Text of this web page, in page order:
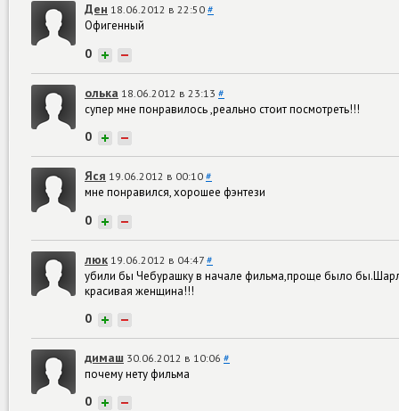
Ден 18.06.2012 в 22:50 #
Офигенный
0 + −
олька 18.06.2012 в 23:13 #
супер мне понравилось ,реально стоит посмотреть!!!
0 + −
Яся 19.06.2012 в 00:10 #
мне понравился, хорошее фэнтези
0 + −
люк 19.06.2012 в 04:47 #
убили бы Чебурашку в начале фильма,проще было
красивая женщина!!!
0 + −
димаш 30.06.2012 в 10:06 #
почему нету фильма
0 + −